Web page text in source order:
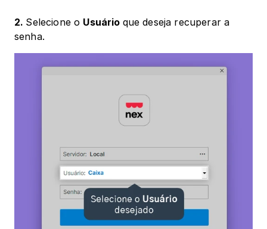
2. Selecione o Usuário que deseja recuperar a
senha.